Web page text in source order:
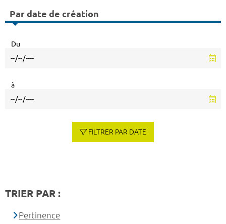
Par date de création
Du
à
FILTRER PAR DATE
TRIER PAR :
Pertinence